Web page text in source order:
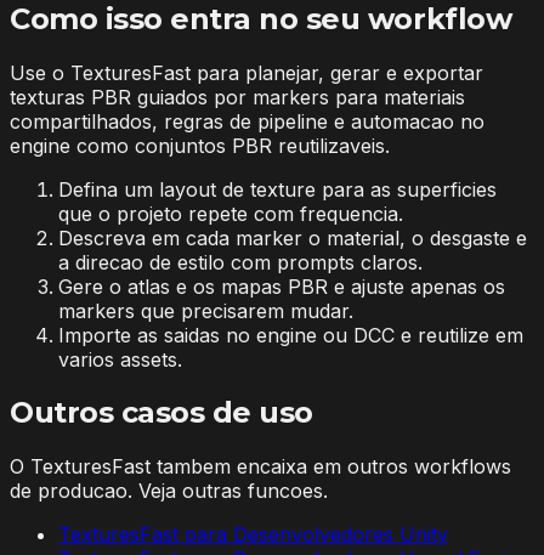
Como isso entra no seu workflow
Use o TexturesFast para planejar, gerar e exportar
texturas PBR guiados por markers para materiais
compartilhados, regras de pipeline e automacao no
engine como conjuntos PBR reutilizaveis.
Defina um layout de texture para as superficies
que o projeto repete com frequencia.
Descreva em cada marker o material, o desgaste e
a direcao de estilo com prompts claros.
Gere o atlas e os mapas PBR e ajuste apenas os
markers que precisarem mudar.
Importe as saidas no engine ou DCC e reutilize em
varios assets.
Outros casos de uso
O TexturesFast tambem encaixa em outros workflows
de producao. Veja outras funcoes.
TexturesFast para Desenvolvedores Unity